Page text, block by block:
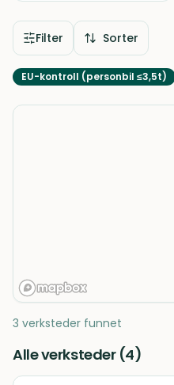
Filter Sorter
EU-kontroll (personbil ≤3,5t)
3 verksteder funnet
Alle verksteder (4)